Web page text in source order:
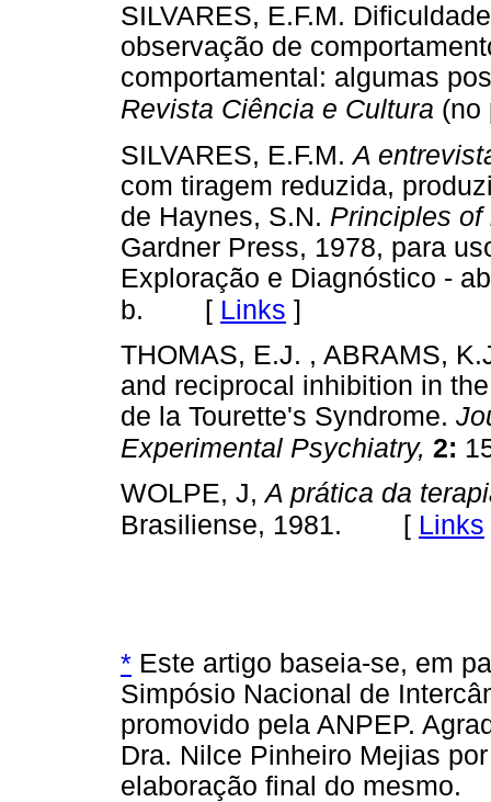
SILVARES, E.F.M.
observação de
comportamental: algumas
Revista Ciência e Cultura (no
SILVARES, E.F.M.A
com tiragem reduzida,
de Haynes, S.N. Principles
Gardner Press, 1978, para
Exploração e Diagnóstico -
b. [ Links ]
THOMAS, E.J. , ABRAMS,
and reciprocal inhibition in
de la Tourette's Syndrome.
Experimental Psychiatry, 2:
WOLPE, J,A prática da
Brasiliense, 1981. [ Links
* Este artigo baseia-se, em
Simpósio Nacional de
promovido pela ANPEP.
Dra. Nilce Pinheiro Mejias
elaboração final do mesmo.